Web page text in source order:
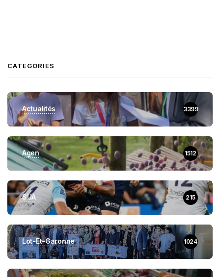
CATEGORIES
Actualités 3399
Agen 1512
SUA 215
Lot-Et-Garonne 1024